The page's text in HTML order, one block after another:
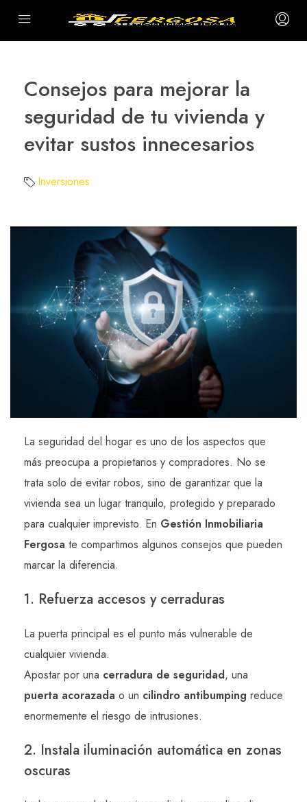
Consejos para mejorar la
seguridad de tu vivienda y
evitar sustos innecesarios
Inversiones
La seguridad del hogar es uno de los aspectos que
más preocupa a propietarios y compradores. No se
trata solo de evitar robos, sino de garantizar que la
vivienda sea un lugar tranquilo, protegido y preparado
para cualquier imprevisto. En Gestión Inmobiliaria
Fergosa te compartimos algunos consejos que pueden
marcar la diferencia.
1. Refuerza accesos y cerraduras
La puerta principal es el punto más vulnerable de
cualquier vivienda.
Apostar por una cerradura de seguridad, una
puerta acorazada o un cilindro antibumping reduce
enormemente el riesgo de intrusiones.
2. Instala iluminación automática en zonas
oscuras